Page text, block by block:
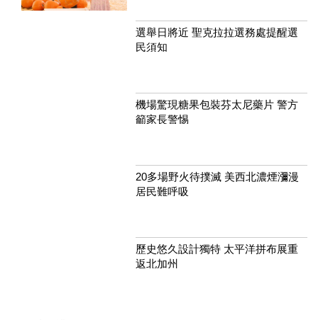
選舉日將近 聖克拉拉選務處提醒選
民須知
機場驚現糖果包裝芬太尼藥片 警方
籲家長警惕
20多場野火待撲滅 美西北濃煙瀰漫
居民難呼吸
歷史悠久設計獨特 太平洋拼布展重
返北加州